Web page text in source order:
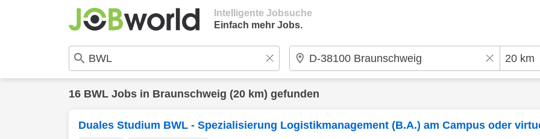
Intelligente Jobsuche
Einfach mehr Jobs.
16 BWL Jobs in Braunschweig (20 km) gefunden
Duales Studium BWL - Spezialisierung Logistikmanagement (B.A.) am Campus oder